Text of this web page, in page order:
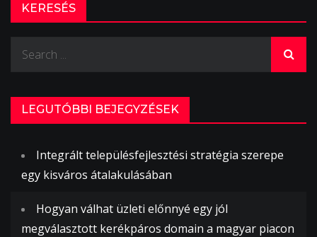
KERESÉS
LEGUTÓBBI BEJEGYZÉSEK
Integrált településfejlesztési stratégia szerepe
egy kisváros átalakulásában
Hogyan válhat üzleti előnnyé egy jól
megválasztott kerékpáros domain a magyar piacon